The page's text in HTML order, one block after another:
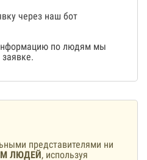
через наш бот
по людям мы
представителями ни
ЛЮДЕЙ, используя